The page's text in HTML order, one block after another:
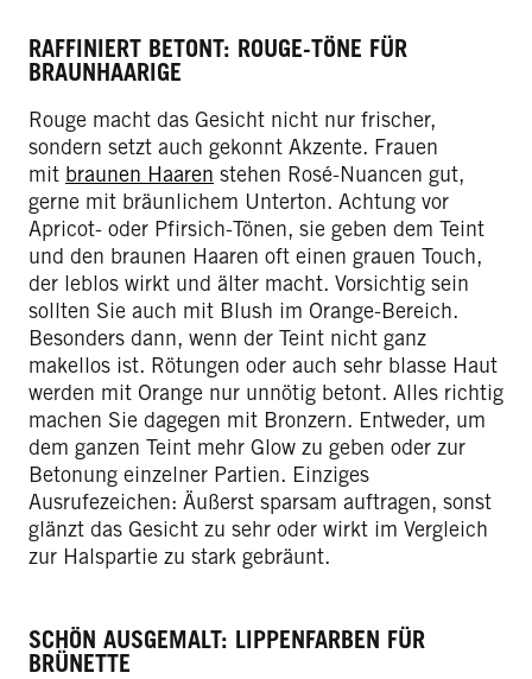
RAFFINIERT BETONT: ROUGE-TÖNE FÜR
BRAUNHAARIGE
Rouge macht das Gesicht nicht nur frischer,
sondern setzt auch gekonnt Akzente. Frauen
mit braunen Haaren stehen Rosé-Nuancen gut,
gerne mit bräunlichem Unterton. Achtung vor
Apricot- oder Pfirsich-Tönen, sie geben dem Teint
und den braunen Haaren oft einen grauen Touch,
der leblos wirkt und älter macht. Vorsichtig sein
sollten Sie auch mit Blush im Orange-Bereich.
Besonders dann, wenn der Teint nicht ganz
makellos ist. Rötungen oder auch sehr blasse Haut
werden mit Orange nur unnötig betont. Alles richtig
machen Sie dagegen mit Bronzern. Entweder, um
dem ganzen Teint mehr Glow zu geben oder zur
Betonung einzelner Partien. Einziges
Ausrufezeichen: Äußerst sparsam auftragen, sonst
glänzt das Gesicht zu sehr oder wirkt im Vergleich
zur Halspartie zu stark gebräunt.
SCHÖN AUSGEMALT: LIPPENFARBEN FÜR
BRÜNETTE